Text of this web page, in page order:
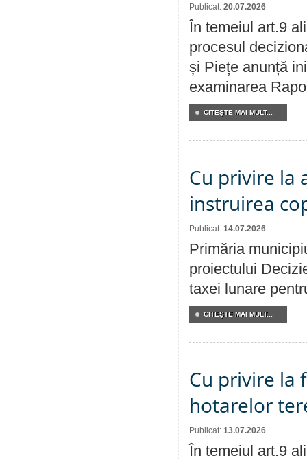
Publicat: 20.07.2026
În temeiul art.9
procesul
și Piețe anunță
examinarea
CITEŞTE MAI MULT...
Cu privire la
instruirea
Publicat: 14.07.2026
Primăria
proiectului
taxei lunare
CITEŞTE MAI MULT...
Cu privire la
hotarelor
Publicat: 13.07.2026
În temeiul art.9